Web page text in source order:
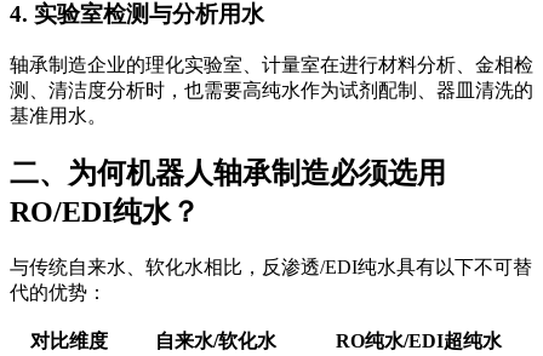
4. 实验室检测与分析用水
轴承制造企业的理化实验室、计量室在进行材料分析、金相检
测、清洁度分析时，也需要高纯水作为试剂配制、器皿清洗的
基准用水。
二、为何机器人轴承制造必须选用
RO/EDI纯水？
与传统自来水、软化水相比，反渗透/EDI纯水具有以下不可替
代的优势：
对比维度 自来水/软化水 RO纯水/EDI超纯水